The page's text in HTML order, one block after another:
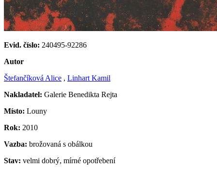
Evid. číslo: 240495-92286
Autor
Štefančíková Alice , Linhart Kamil
Nakladatel: Galerie Benedikta Rejta
Místo: Louny
Rok: 2010
Vazba: brožovaná s obálkou
Stav: velmi dobrý, mírné opotřebení